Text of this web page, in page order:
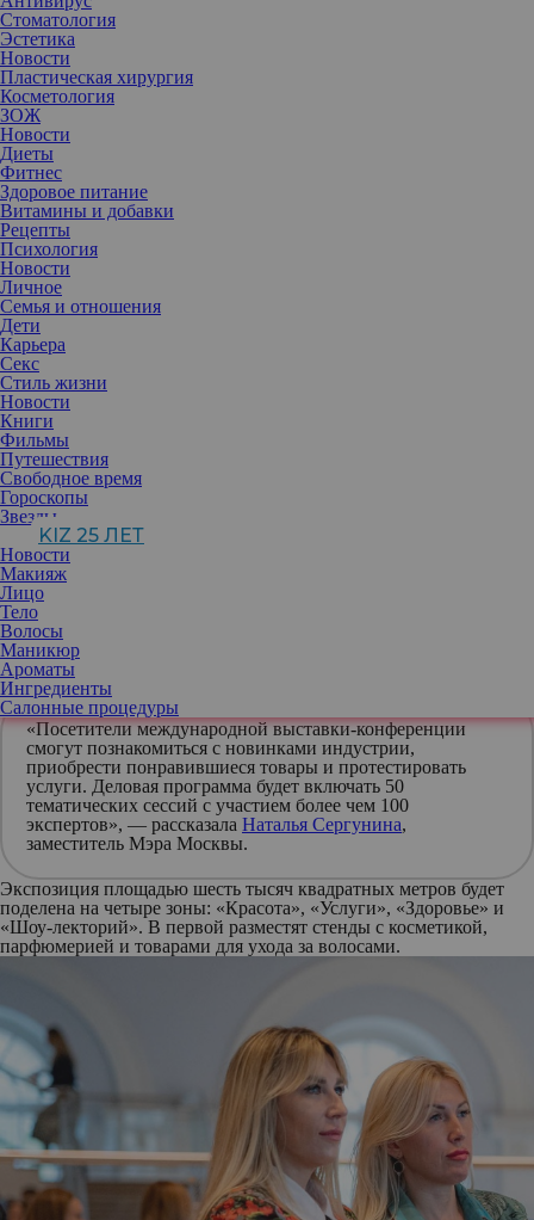
Стоматология
Эстетика
Новости
Пластическая хирургия
Косметология
ЗОЖ
Новости
Диеты
Фитнес
Здоровое питание
Витамины и добавки
Рецепты
Психология
Новости
Личное
Семья и отношения
Дети
Карьера
Секс
Стиль жизни
Новости
Книги
Фильмы
Путешествия
Свободное время
Гороскопы
Звезды
KIZ 25 ЛЕТ
Новости
Макияж
Лицо
Тело
Волосы
Маникюр
Ароматы
Ингредиенты
Салонные процедуры
Выставка покажет, что отечественные производители
полностью заместили иностранные компании, покинувшие
российский рынок, во всех сегментах: от эконома до премиума.
Выставка должна помочь российским брендам найти не только
своих покупателей, но и точки сбыта в других странах, так как
участниками мероприятия станут байеры из других государств –
Китая, Индии, Кыргызстана и стран Африки. Российские
производители пользуются сейчас большим интересом
зарубежом.
Первая Московская неделя красоты пройдет с 9 по 12 декабря в
Центральном выставочном зале «Манеж». Свою продукцию на
ней представят более 450 производителей косметики,
парфюмерии и продуктов для здорового питания из России,
Турции, Китая, Казахстана, Белоруссии и других
дружественных стран.
Вход на мероприятие бесплатный, по предварительной
регистрациина сайте
«Посетители международной выставки-конференции
смогут познакомиться с новинками индустрии,
приобрести понравившиеся товары и протестировать
услуги. Деловая программа будет включать 50
тематических сессий с участием более чем 100
экспертов», — рассказала Наталья Сергунина,
заместитель Мэра Москвы.
Экспозиция площадью шесть тысяч квадратных метров будет
поделена на четыре зоны: «Красота», «Услуги», «Здоровье» и
«Шоу-лекторий». В первой разместят стенды с косметикой,
парфюмерией и товарами для ухода за волосами.